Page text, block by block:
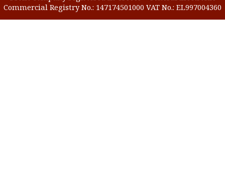
Commercial Registry No.: 147174501000 VAT No.: EL997004360